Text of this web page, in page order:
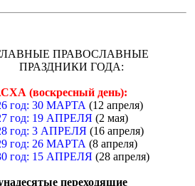
ПРАВОСЛАВНЫЕ
ПРАЗДНИКИ ГОДА:
(воскресный день):
год: 30 МАРТА (12 апреля)
год: 19 АПРЕЛЯ (2 мая)
год: 3 АПРЕЛЯ (16 апреля)
год: 26 МАРТА (8 апреля)
год: 15 АПРЕЛЯ (28 апреля)
переходящие